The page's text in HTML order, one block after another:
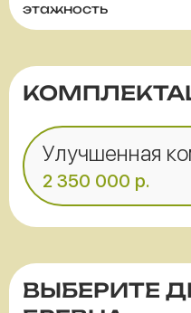
этажность
Улучшенная
2 350 000 р.
ВЫБЕРИТЕ